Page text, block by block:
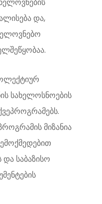
და,
სახელოსნოების
მიზანია
და საბაზისო